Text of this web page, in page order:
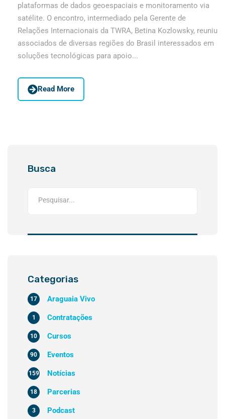
plataformas de dados geoespaciais e monitoramento via
satélite. O encontro, intermediado pela Gerente de
Relações Internacionais da TWRA, Betina Kozlowsky, reuniu
associados de diversas regiões do Brasil interessados em
soluções tecnológicas para apoio...
Read More
Busca
Categorias
Araguaia Vivo
17
Contratações
1
Cursos
10
Eventos
90
Notícias
159
Parcerias
18
Podcast
3